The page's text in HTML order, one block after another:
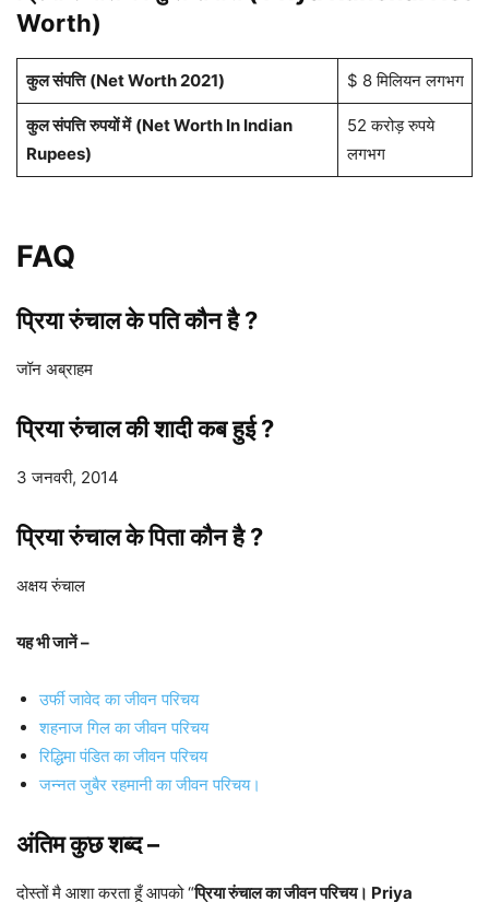
Worth)
कुल संपत्ति (Net Worth 2021) $ 8 मिलियन लगभग
कुल संपत्ति रुपयों में (Net Worth In Indian
Rupees)
52 करोड़ रुपये
लगभग
FAQ
प्रिया रुंचालके पति कौन है ?
जॉन अब्राहम
प्रिया रुंचालकी शादी कब हुई ?
3 जनवरी, 2014
प्रिया रुंचालके पिता कौन है ?
अक्षय रुंचाल
यह भी जानें –
उर्फी जावेद का जीवन परिचय
शहनाज गिल का जीवन परिचय
रिद्ध‍िमा पंडित का जीवन परिचय
जन्नत जुबैर रहमानी का जीवन परिचय।
अंतिम कुछ शब्द –
दोस्तों मै आशा करता हूँ आपको “प्रिया रुंचाल का जीवन परिचय। Priya